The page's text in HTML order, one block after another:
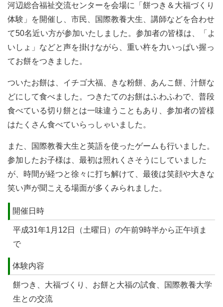
河辺総合福祉交流センターを会場に「餅つき＆大福づくり
体験」を開催し、市民、国際教養大生、講師などを合わせ
て50名近い方が参加いたしました。参加者の皆様は、「よ
いしょ」などと声を掛けながら、重い杵を力いっぱい握っ
てお餅をつきました。
ついたお餅は、イチゴ大福、きな粉餅、あんこ餅、汁餅な
どにして食べました。つきたてのお餅はふわふわで、普段
食べている切り餅とは一味違うこともあり、参加者の皆様
はたくさん食べていらっしゃいました。
また、国際教養大生と英語を使ったゲームも行いました。
参加したお子様は、最初は照れくさそうにしていました
が、時間が経つと徐々に打ち解けて、最後は笑顔や大きな
笑い声が聞こえる場面が多くみられました。
開催日時
平成31年1月12日（土曜日）の午前9時半から正午頃ま
で
体験内容
餅つき、大福づくり、お餅と大福の試食、国際教養大学
生との交流